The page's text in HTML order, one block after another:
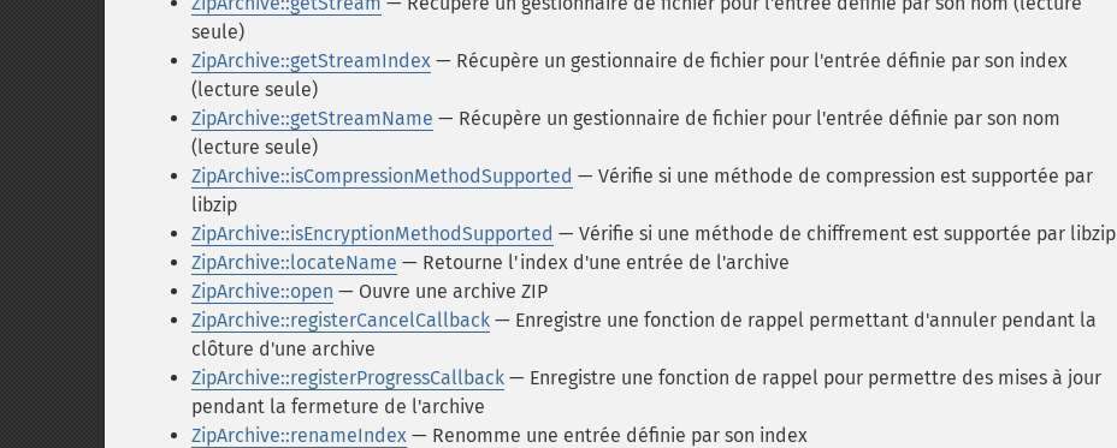
seule)
ZipArchive::getStreamIndex — Récupère un gestionnaire de fichier pour l'entrée définie par son index
(lecture seule)
ZipArchive::getStreamName — Récupère un gestionnaire de fichier pour l'entrée définie par son nom
(lecture seule)
ZipArchive::isCompressionMethodSupported — Vérifie si une méthode de compression est supportée par
libzip
ZipArchive::isEncryptionMethodSupported — Vérifie si une méthode de chiffrement est supportée par libzip
ZipArchive::locateName — Retourne l'index d'une entrée de l'archive
ZipArchive::open — Ouvre une archive ZIP
ZipArchive::registerCancelCallback — Enregistre une fonction de rappel permettant d'annuler pendant la
clôture d'une archive
ZipArchive::registerProgressCallback — Enregistre une fonction de rappel pour permettre des mises à jour
pendant la fermeture de l'archive
ZipArchive::renameIndex — Renomme une entrée définie par son index